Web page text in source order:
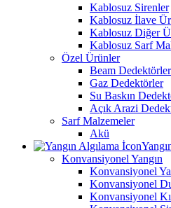
Kablosuz Sirenler
Kablosuz İlave
Kablosuz Diğer
Kablosuz Sarf
Özel Ürünler
Beam Dedektörler
Gaz Dedektörler
Su Baskın
Açık Arazi
Sarf Malzemeler
Akü
Konvansiyonel Yangın
Konvansiyonel
Konvansiyonel
Konvansiyonel